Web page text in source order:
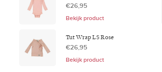
€26,95
Bekijk product
Tut Wrap LS Rose
€26,95
Bekijk product